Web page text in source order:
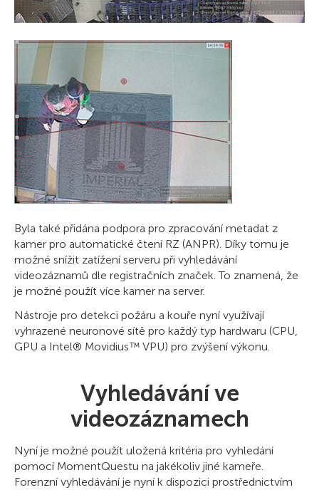
Byla také přidána podpora pro zpracování metadat z
kamer pro automatické čtení RZ (ANPR). Díky tomu je
možné snížit zatížení serveru při vyhledávání
videozáznamů dle registračních značek. To znamená, že
je možné použít více kamer na server.
Nástroje pro detekci požáru a kouře nyní využívají
vyhrazené neuronové sítě pro každý typ hardwaru (CPU,
GPU a Intel® Movidius™ VPU) pro zvýšení výkonu.
Vyhledávání ve
videozáznamech
Nyní je možné použít uložená kritéria pro vyhledání
pomocí MomentQuestu na jakékoliv jiné kameře.
Forenzní vyhledávání je nyní k dispozici prostřednictvím